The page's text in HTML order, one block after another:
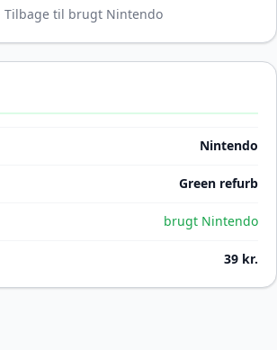
til brugt Nintendo
Nintendo
Green refurb
brugt Nintendo
39 kr.